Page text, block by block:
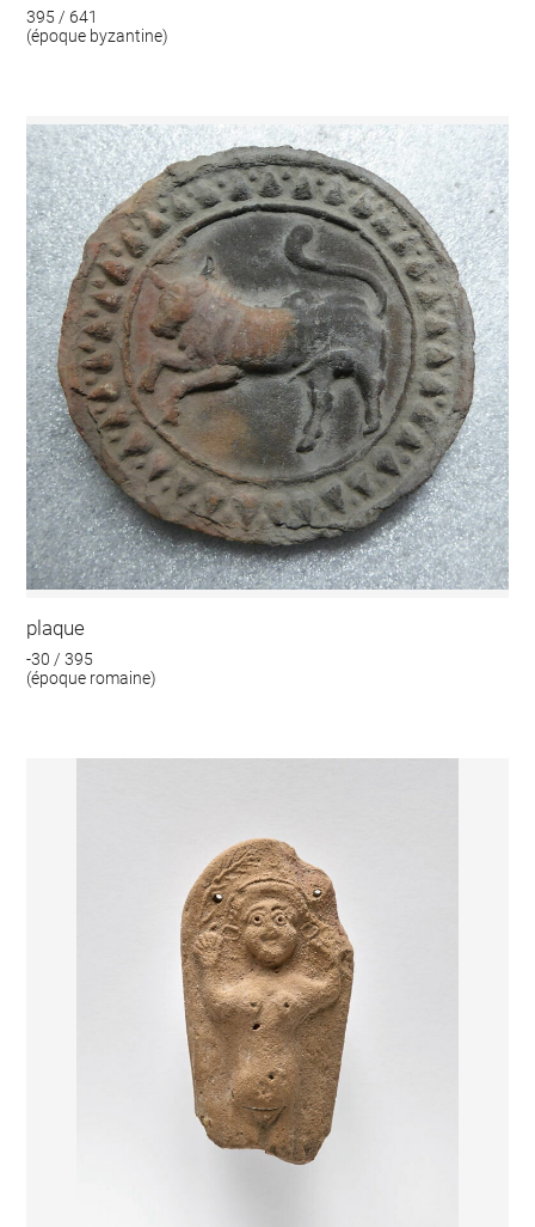
395 / 641
(époque byzantine)
plaque
-30 / 395
(époque romaine)